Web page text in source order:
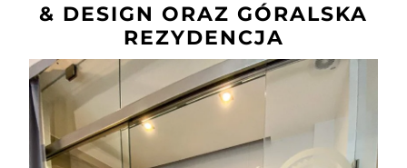
& DESIGN ORAZ GÓRALSKA
REZYDENCJA